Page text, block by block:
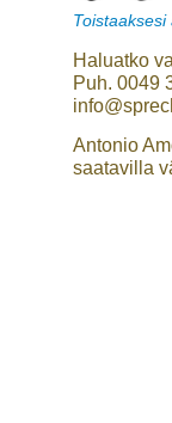
Haluatko
Puh. 0049
Antonio
saatavilla